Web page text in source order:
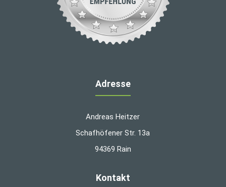
Adresse
Andreas Heitzer
Schafhöfener Str. 13a
94369 Rain
Kontakt